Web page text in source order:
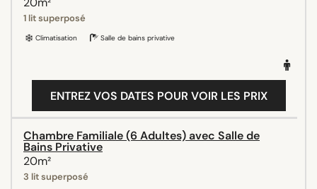
1 lit superposé
Climatisation Salle de bains privative
ENTREZ VOS DATES POUR VOIR LES PRIX
Chambre Familiale (6 Adultes) avec Salle de
Bains Privative
20m²
3 lit superposé